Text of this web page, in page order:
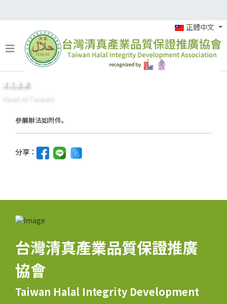
正體中文
清真產業
Halal in Taiwan
參展辦法如附件。
分享：
台灣清真產業品質保證推廣
協會
Taiwan Halal Integrity Development